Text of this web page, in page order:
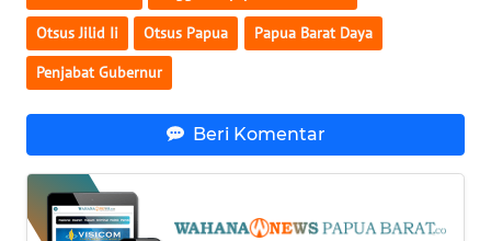
Otsus Jilid Ii Otsus Papua Papua Barat Daya
Penjabat Gubernur
Beri Komentar
WN
NUSANTARA
WN
JATIM